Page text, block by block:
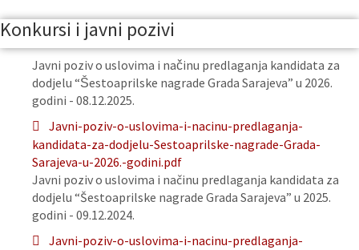
Konkursi i javni pozivi
Javni poziv o uslovima i načinu predlaganja kandidata za
dodjelu “Šestoaprilske nagrade Grada Sarajeva” u 2026.
godini - 08.12.2025.
Javni-poziv-o-uslovima-i-nacinu-predlaganja-
kandidata-za-dodjelu-Sestoaprilske-nagrade-Grada-
Sarajeva-u-2026.-godini.pdf
Javni poziv o uslovima i načinu predlaganja kandidata za
dodjelu “Šestoaprilske nagrade Grada Sarajeva” u 2025.
godini - 09.12.2024.
Javni-poziv-o-uslovima-i-nacinu-predlaganja-